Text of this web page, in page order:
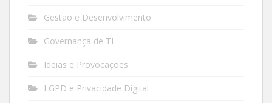
Gestão e Desenvolvimento
Governança de TI
Ideias e Provocações
LGPD e Privacidade Digital